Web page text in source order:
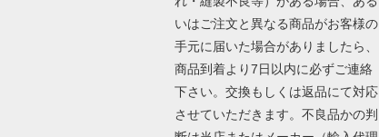
いはご注文と異なる商品がお客様の
手元に届いた場合がありましたら、
商品到着より7日以内に必ずご連絡
下さい。交換もしくは返品にて対応
させていただきます。不良品かの判